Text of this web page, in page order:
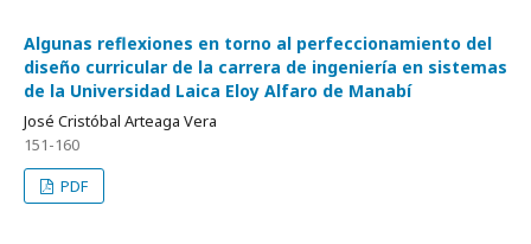
Algunas reflexiones en torno al perfeccionamiento del
diseño curricular de la carrera de ingeniería en sistemas
de la Universidad Laica Eloy Alfaro de Manabí
José Cristóbal Arteaga Vera
151-160
PDF